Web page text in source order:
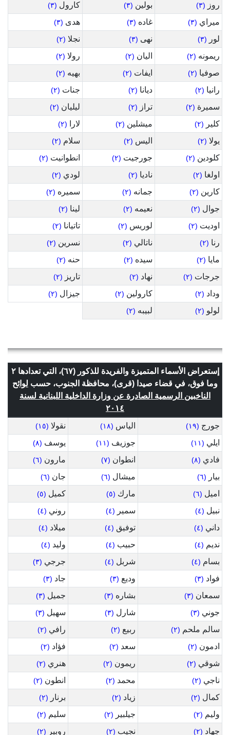
روز (٣) بولين (٣) كارول (٣)
ميراي (٣) غاده (٣) هدى (٣)
لور (٣) نهى (٣) نجلا (٢)
ريمونه (٢) اليان (٢) رولا (٢)
صوفيا (٢) ايفات (٢) بهيه (٢)
رانيا (٢) ديانا (٢) جنات (٢)
سميرة (٢) تراز (٢) ليليان (٢)
كلير (٢) ميشلين (٢) لارا (٢)
يولا (٢) اليس (٢) سلام (٢)
كلودين (٢) جورجيت (٢) انطوانيت (٢)
اولغا (٢) ناديا (٢) لودي (٢)
كارين (٢) جمانه (٢) سميره (٢)
جوال (٢) نعيمه (٢) لينا (٢)
اوديت (٢) لوريس (٢) تاتيانا (٢)
رنا (٢) ناتالي (٢) نسرين (٢)
مايا (٢) سيده (٢) حنه (٢)
جرجات (٢) نهاد (٢) تاريز (٢)
وداد (٢) كارولين (٢) جيزال (٢)
لولو (٢) لبيبه (٢)
إستعراض الأسماء المتميزة والفريدة للذكور (٦٧)، التي تعدادها ٢
وما فوق، في قضاء صيدا (قرى)، محافظة الجنوب، حسب لوائح
الناخبين الرسمية الصادرة عن وزارة الداخلية اللبنانية لسنة
٢٠١٤
جورج (١٩) الياس (١٨) نقولا (١٥)
ايلي (١١) جوزيف (١١) يوسف (٨)
فادي (٨) انطوان (٧) مارون (٦)
بيار (٦) ميشال (٦) جان (٦)
اميل (٦) مارك (٥) كميل (٥)
نبيل (٤) سمير (٤) روني (٤)
داني (٤) توفيق (٤) ميلاد (٤)
نديم (٤) حبيب (٤) وليد (٤)
بسام (٤) شربل (٤) جرجي (٣)
فواد (٣) وديع (٣) جاد (٣)
سمعان (٣) بشاره (٣) جميل (٣)
جوني (٣) شارل (٣) سهيل (٣)
سالم ملحم (٢) ربيع (٢) رافي (٢)
ادمون (٢) سعد (٢) فؤاد (٢)
شوقي (٢) ريمون (٢) هنري (٢)
ناجي (٢) محمد (٢) انطون (٢)
كمال (٢) زياد (٢) برنار (٢)
وليم (٢) جيلبير (٢) سليم (٢)
جهاد (٢) نجيب (٢) روبير (٢)